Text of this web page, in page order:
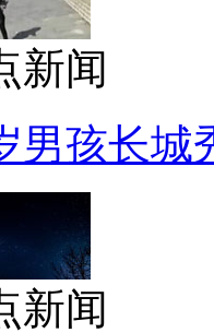
新闻
男孩长城
新闻